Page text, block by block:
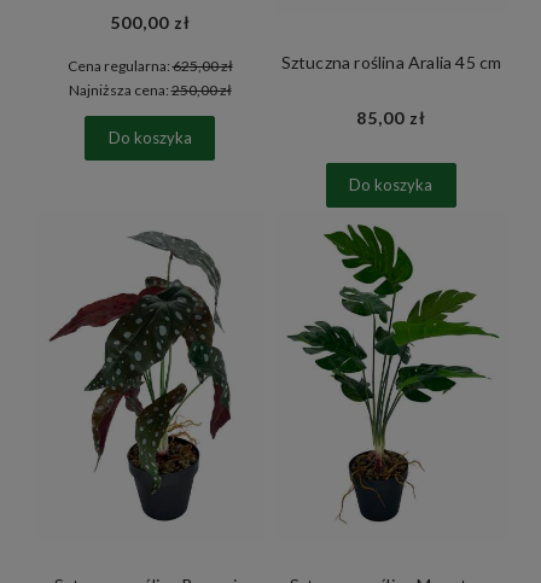
500,00 zł
Cena regularna:625,00 zł
Najniższa cena:250,00 zł
Do koszyka
Sztuczna roślina Aralia 45 cm
85,00 zł
Do koszyka